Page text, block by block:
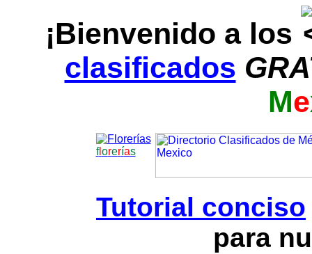
¡Bienvenido a los
clasificados
Me
florerías
Tutorial conciso
para